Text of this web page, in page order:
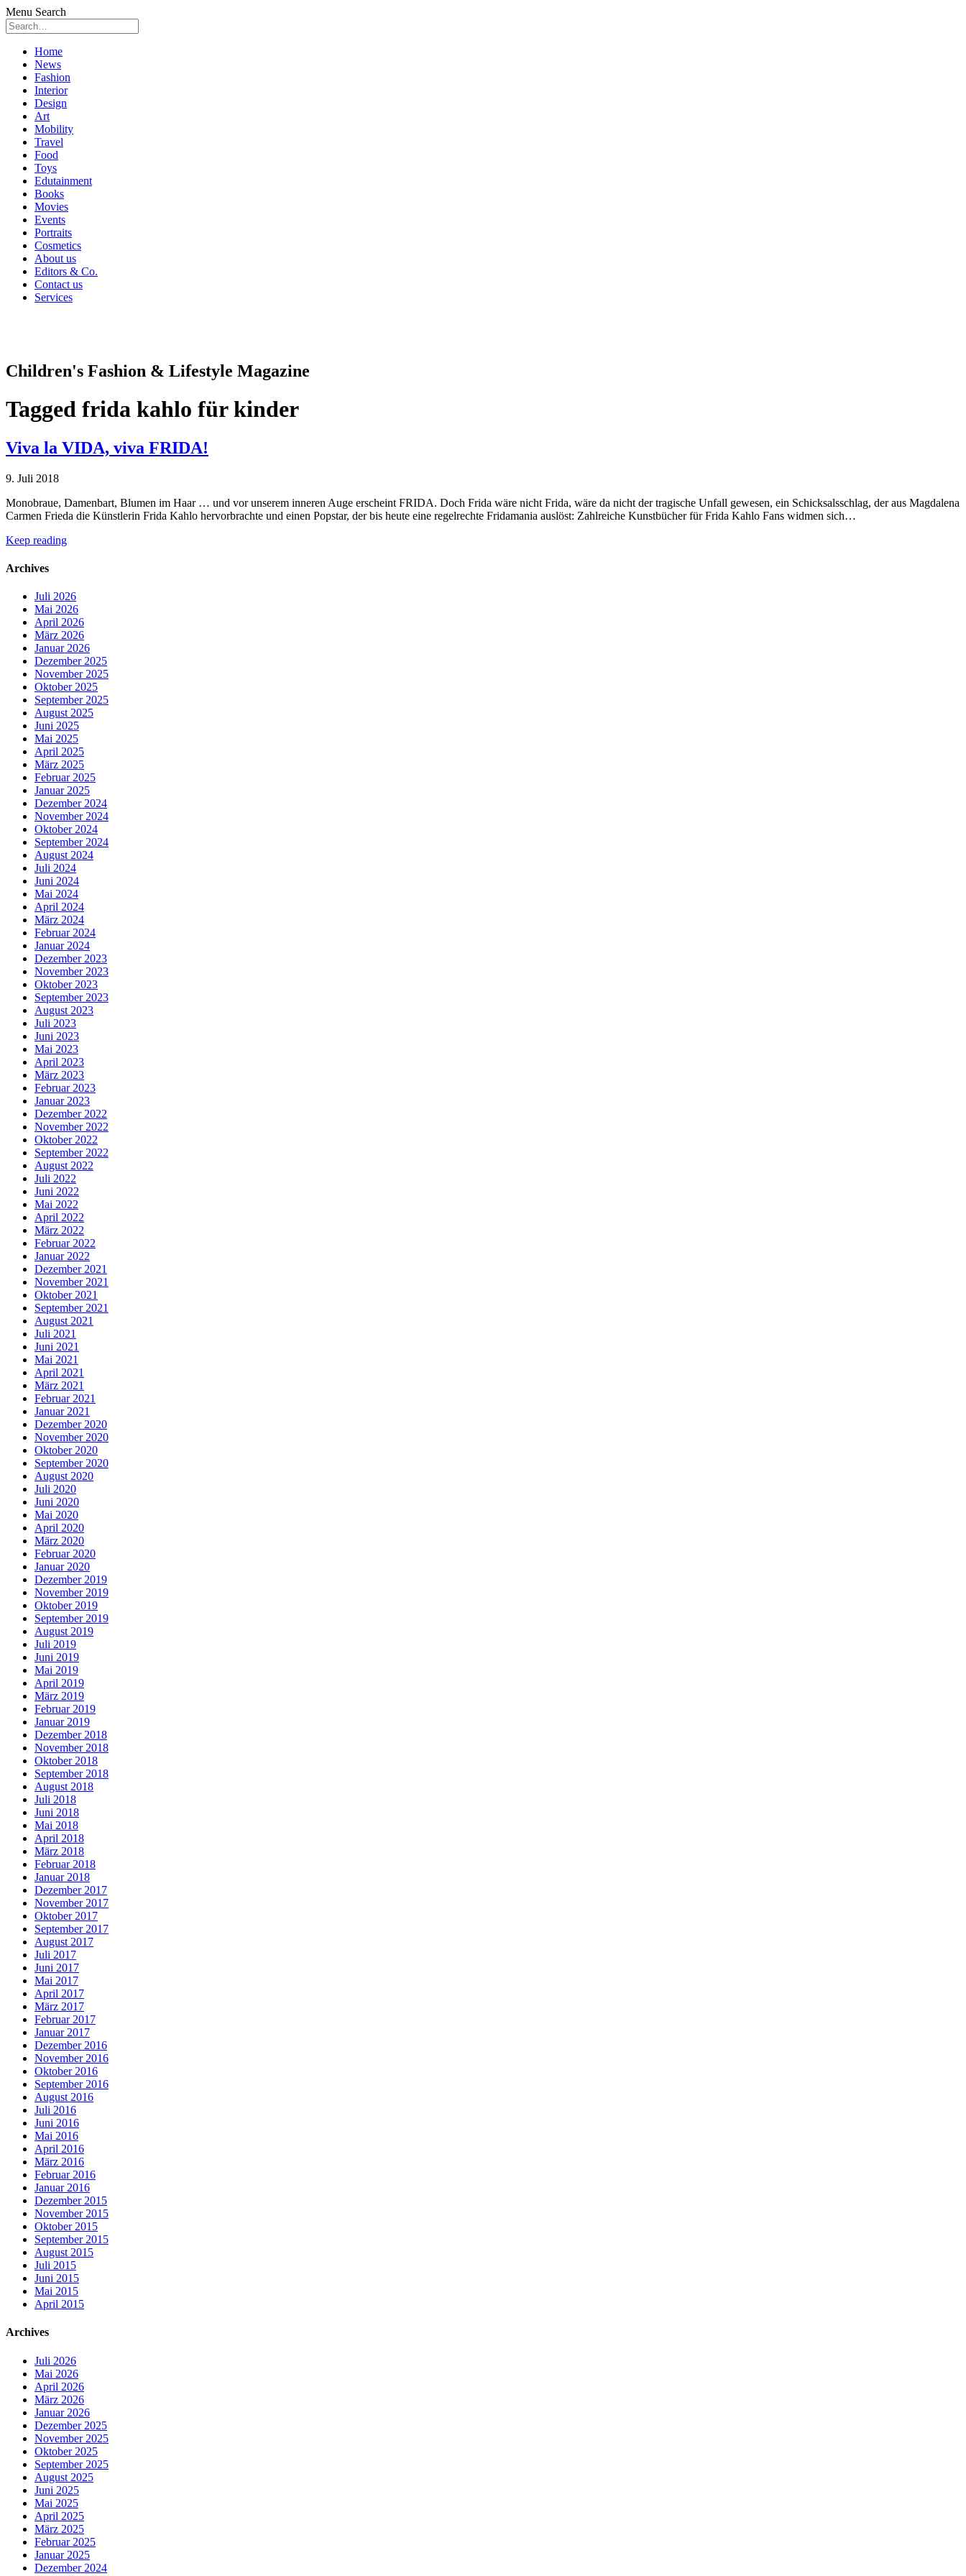
Menu Search
Skip
content
Home
News
Fashion
Interior
Design
Art
Mobility
Travel
Food
Toys
Edutainment
Books
Movies
Events
Portraits
Cosmetics
About us
Editors & Co.
Contact us
Services
Children's Fashion & Lifestyle Magazine
Tagged frida kahlo für kinder
Viva la VIDA, viva FRIDA!
9. Juli 2018
Monobraue, Damenbart, Blumen im Haar … und vor unserem inneren Auge erscheint FRIDA. Doch Frida wäre nicht Frida, wäre da nicht der tragische Unfall gewesen, ein Schicksalsschlag, der aus Magdalena
Carmen Frieda die Künstlerin Frida Kahlo hervorbrachte und einen Popstar, der bis heute eine regelrechte Fridamania auslöst: Zahlreiche Kunstbücher für Frida Kahlo Fans widmen sich…
Keep reading
Archives
Juli 2026
Mai 2026
April 2026
März 2026
Januar 2026
Dezember 2025
November 2025
Oktober 2025
September 2025
August 2025
Juni 2025
Mai 2025
April 2025
März 2025
Februar 2025
Januar 2025
Dezember 2024
November 2024
Oktober 2024
September 2024
August 2024
Juli 2024
Juni 2024
Mai 2024
April 2024
März 2024
Februar 2024
Januar 2024
Dezember 2023
November 2023
Oktober 2023
September 2023
August 2023
Juli 2023
Juni 2023
Mai 2023
April 2023
März 2023
Februar 2023
Januar 2023
Dezember 2022
November 2022
Oktober 2022
September 2022
August 2022
Juli 2022
Juni 2022
Mai 2022
April 2022
März 2022
Februar 2022
Januar 2022
Dezember 2021
November 2021
Oktober 2021
September 2021
August 2021
Juli 2021
Juni 2021
Mai 2021
April 2021
März 2021
Februar 2021
Januar 2021
Dezember 2020
November 2020
Oktober 2020
September 2020
August 2020
Juli 2020
Juni 2020
Mai 2020
April 2020
März 2020
Februar 2020
Januar 2020
Dezember 2019
November 2019
Oktober 2019
September 2019
August 2019
Juli 2019
Juni 2019
Mai 2019
April 2019
März 2019
Februar 2019
Januar 2019
Dezember 2018
November 2018
Oktober 2018
September 2018
August 2018
Juli 2018
Juni 2018
Mai 2018
April 2018
März 2018
Februar 2018
Januar 2018
Dezember 2017
November 2017
Oktober 2017
September 2017
August 2017
Juli 2017
Juni 2017
Mai 2017
April 2017
März 2017
Februar 2017
Januar 2017
Dezember 2016
November 2016
Oktober 2016
September 2016
August 2016
Juli 2016
Juni 2016
Mai 2016
April 2016
März 2016
Februar 2016
Januar 2016
Dezember 2015
November 2015
Oktober 2015
September 2015
August 2015
Juli 2015
Juni 2015
Mai 2015
April 2015
Archives
Juli 2026
Mai 2026
April 2026
März 2026
Januar 2026
Dezember 2025
November 2025
Oktober 2025
September 2025
August 2025
Juni 2025
Mai 2025
April 2025
März 2025
Februar 2025
Januar 2025
Dezember 2024